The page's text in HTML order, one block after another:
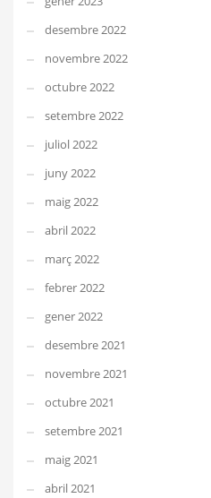
desembre 2022
novembre 2022
octubre 2022
setembre 2022
juliol 2022
juny 2022
maig 2022
abril 2022
març 2022
febrer 2022
gener 2022
desembre 2021
novembre 2021
octubre 2021
setembre 2021
maig 2021
abril 2021